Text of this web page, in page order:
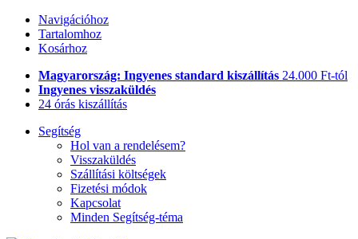
Navigációhoz
Tartalomhoz
Kosárhoz
Magyarország: Ingyenes standard kiszállítás 24.000 Ft-tól
Ingyenes visszaküldés
24 órás kiszállítás
Segítség
Hol van a rendelésem?
Visszaküldés
Szállítási költségek
Fizetési módok
Kapcsolat
Minden Segítség-téma